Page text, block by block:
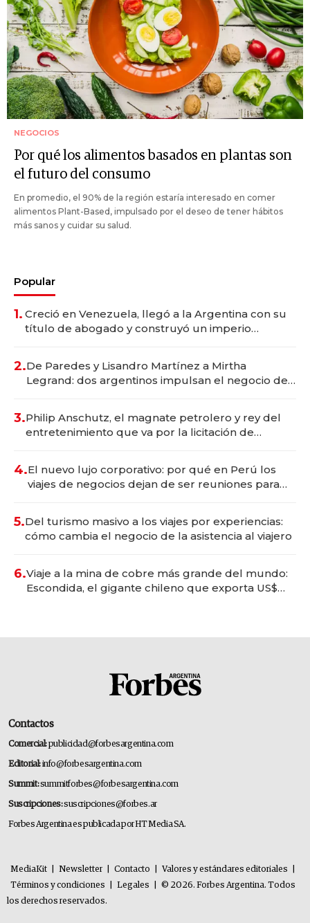
NEGOCIOS
Por qué los alimentos basados en plantas son
el futuro del consumo
En promedio, el 90% de la región estaría interesado en comer
alimentos Plant-Based, impulsado por el deseo de tener hábitos
más sanos y cuidar su salud.
Popular
1. Creció en Venezuela, llegó a la Argentina con su
título de abogado y construyó un imperio
2.De Paredes y Lisandro Martínez a Mirtha
Legrand: dos argentinos impulsan el negocio del
3.Philip Anschutz, el magnate petrolero y rey del
entretenimiento que va por la licitación de
4.El nuevo lujo corporativo: por qué en Perú los
viajes de negocios dejan de ser reuniones para
5.Del turismo masivo a los viajes por experiencias:
cómo cambia el negocio de la asistencia al viajero
6.Viaje a la mina de cobre más grande del mundo:
Escondida, el gigante chileno que exporta US$
Contactos
Comercial:publicidad@forbesargentina.com
Editorial:info@forbesargentina.com
Summit:summitforbes@forbesargentina.com
Suscripciones:suscripciones@forbes.ar
Forbes Argentina es publicada por HT Media SA.
MediaKit Newsletter Contacto Valores y estándares editoriales
Términos y condiciones
Legales
© 2026. Forbes Argentina. Todos
los derechos reservados.